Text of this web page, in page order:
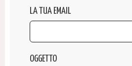
LA TUA EMAIL
OGGETTO